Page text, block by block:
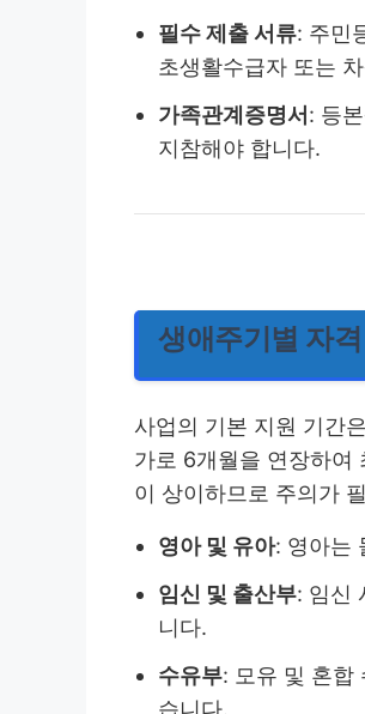
필수 제출 서류: 주민
초생활수급자 또는
가족관계증명서 : 등
지참해야 합니다.
생애주기별 자
사업의 기본 지원 기간
가로 6개월을 연장하여
이 상이하므로 주의가
영아 및 유아: 영아는
임신 및 출산부: 임신
니다.
수유부: 모유 및 혼합
습니다.